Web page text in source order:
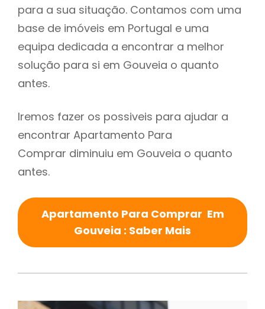
para a sua situação. Contamos com uma
base de imóveis em Portugal e uma
equipa dedicada a encontrar a melhor
solução para si em Gouveia o quanto
antes.
Iremos fazer os possiveis para ajudar a
encontrar Apartamento Para
Comprar diminuiu em Gouveia o quanto
antes.
Apartamento Para Comprar Em
Gouveia : Saber Mais